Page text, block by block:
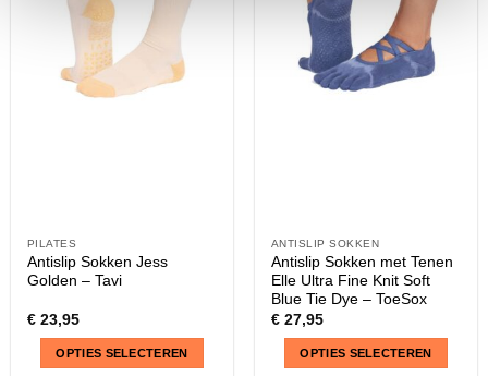
PILATES
Antislip Sokken Jess
Golden – Tavi
€23,95
OPTIES SELECTEREN
ANTISLIP SOKKEN
Antislip Sokken met Tenen
Elle Ultra Fine Knit Soft
Blue Tie Dye – ToeSox
€27,95
OPTIES SELECTEREN